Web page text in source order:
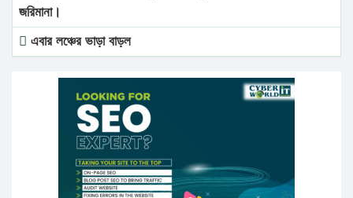
জরিমানা।
এবার লঞ্চের ভাড়া বাড়ল
১৬ মে চাঁদপুর ও ২৫ মে ফেনী সফরে যাবেন প্রধানমন্ত্রী
উচ্চশিক্ষায় গৌরবময় অর্জন: পূর্ণ স্কলারশিপে যুক্তরাষ্ট্রে পিএইচডি
করছেন কুয়েটের কৃতি…
সারা দেশে বজ্রাঘাতে ১৪ জনের প্রাণহানি